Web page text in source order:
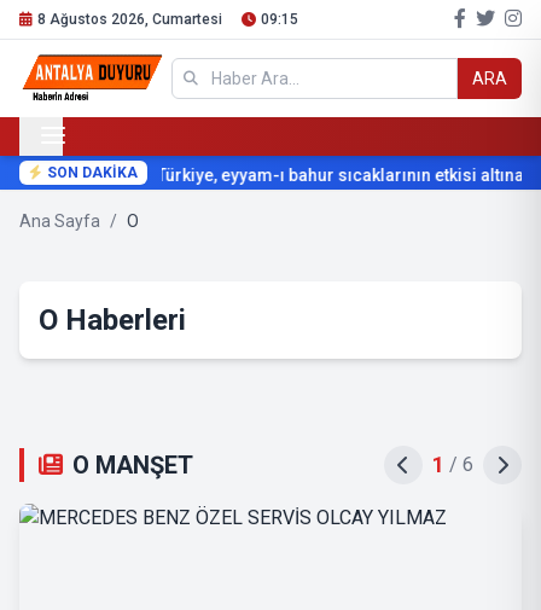
8 Ağustos 2026, Cumartesi 09:15
ARA
SON DAKİKA Türkiye, eyyam-ı bahur sıcaklarının etkisi altına
Ana Sayfa / O
O Haberleri
O MANŞET 2 / 6